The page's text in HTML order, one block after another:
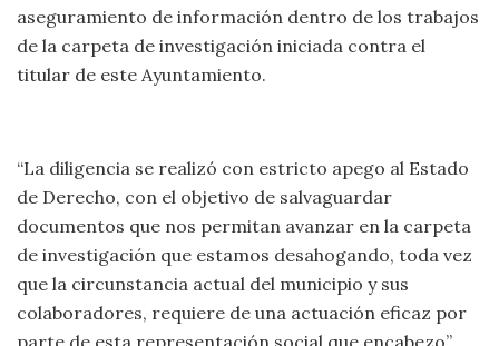
aseguramiento de información dentro de los trabajos
de la carpeta de investigación iniciada contra el
titular de este Ayuntamiento.
“La diligencia se realizó con estricto apego al Estado
de Derecho, con el objetivo de salvaguardar
documentos que nos permitan avanzar en la carpeta
de investigación que estamos desahogando, toda vez
que la circunstancia actual del municipio y sus
colaboradores, requiere de una actuación eficaz por
parte de esta representación social que encabezo”.